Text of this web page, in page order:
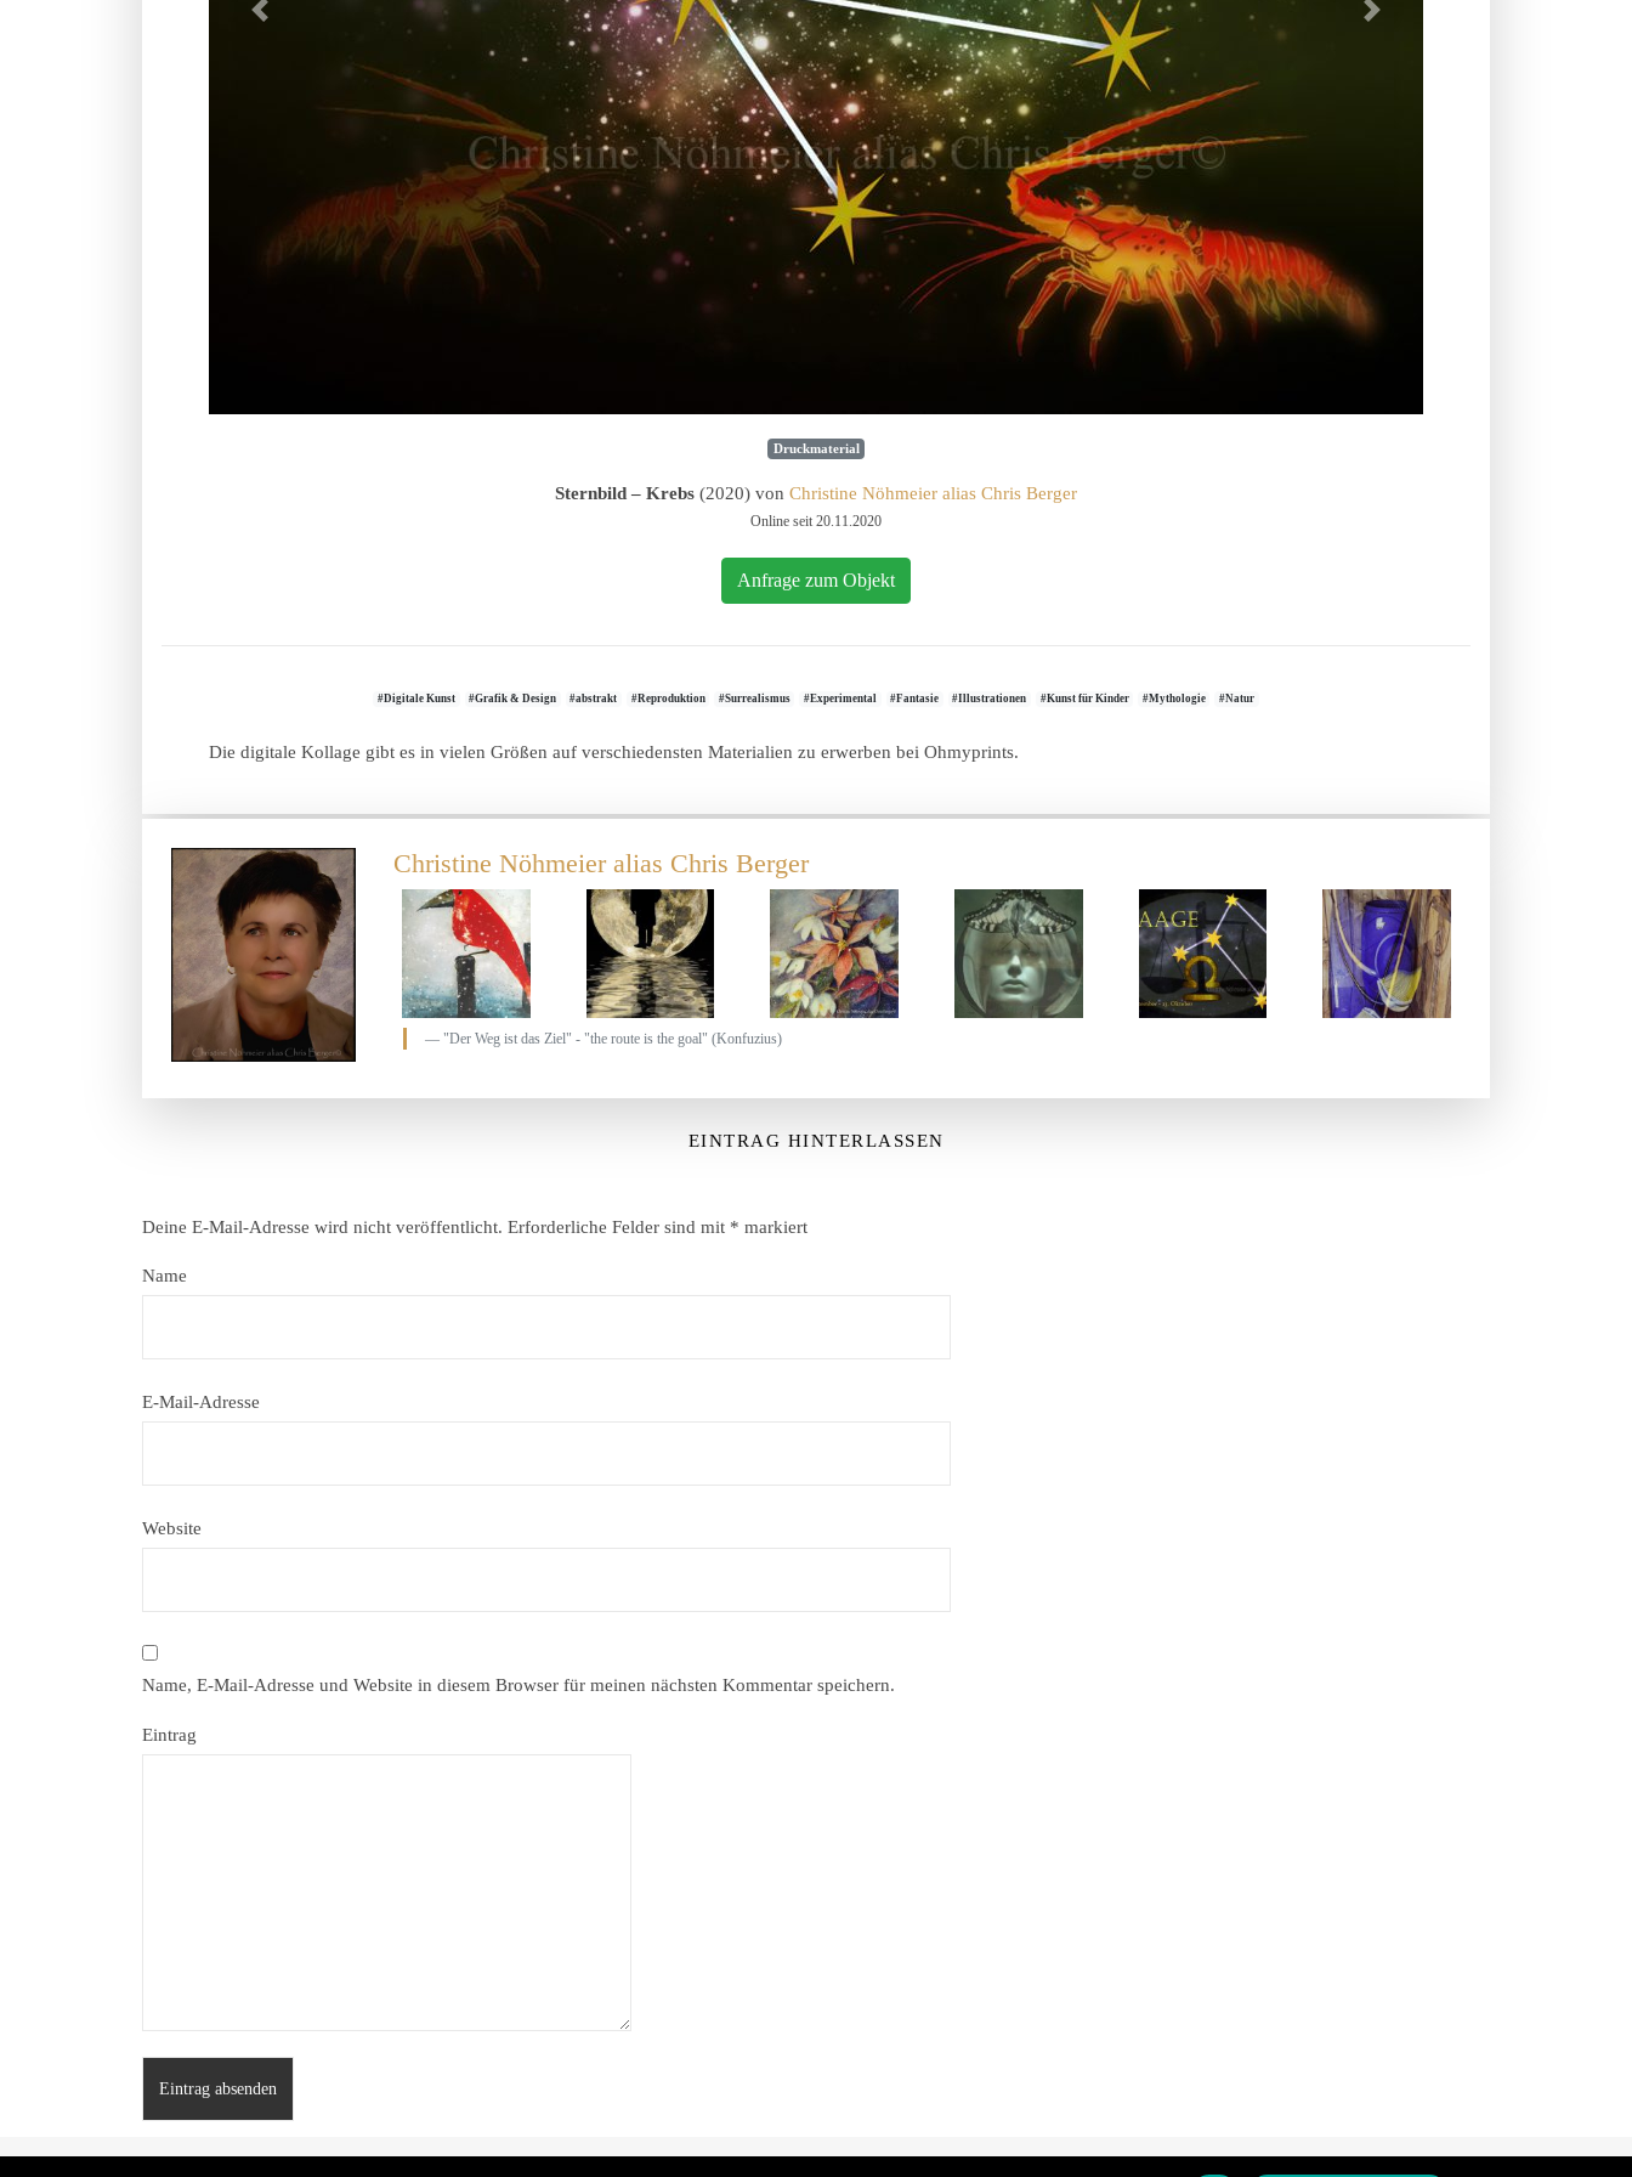
Druckmaterial
Sternbild – Krebs (2020) von Christine Nöhmeier alias Chris Berger
Online seit 20.11.2020
Anfrage zum Objekt
#Digitale Kunst #Grafik & Design #abstrakt #Reproduktion #Surrealismus #Experimental #Fantasie #Illustrationen #Kunst für Kinder #Mythologie #Natur
Die digitale Kollage gibt es in vielen Größen auf verschiedensten Materialien zu erwerben bei Ohmyprints.
Christine Nöhmeier alias Chris Berger
"Der Weg ist das Ziel" - "the route is the goal" (Konfuzius)
EINTRAG HINTERLASSEN
Deine E-Mail-Adresse wird nicht veröffentlicht. Erforderliche Felder sind mit * markiert
Name
E-Mail-Adresse
Website
Name, E-Mail-Adresse und Website in diesem Browser für meinen nächsten Kommentar speichern.
Eintrag